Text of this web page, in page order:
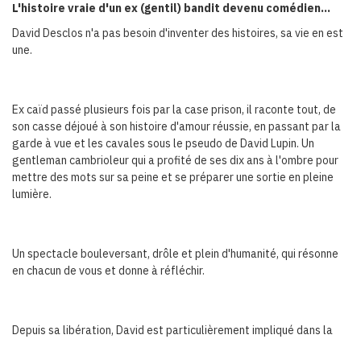
L'histoire vraie d'un ex (gentil) bandit devenu comédien...
David Desclos n'a pas besoin d'inventer des histoires, sa vie en est
une.
Ex caïd passé plusieurs fois par la case prison, il raconte tout, de
son casse déjoué à son histoire d'amour réussie, en passant par la
garde à vue et les cavales sous le pseudo de David Lupin. Un
gentleman cambrioleur qui a profité de ses dix ans à l'ombre pour
mettre des mots sur sa peine et se préparer une sortie en pleine
lumière.
Un spectacle bouleversant, drôle et plein d'humanité, qui résonne
en chacun de vous et donne à réfléchir.
Depuis sa libération, David est particulièrement impliqué dans la